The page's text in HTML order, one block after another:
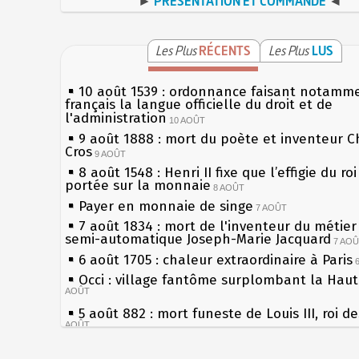
Les PlusRÉCENTS Les Plus LUS
10 août 1539 : ordonnance faisant
français la langue officielle du droit et de
l'administration 10 AOÛT
9 août 1888 : mort du poète et inventeur
Cros 9 AOÛT
8 août 1548 : Henri II fixe que l’effigie du
portée sur la monnaie 8 AOÛT
Payer en monnaie de singe 7 AOÛT
7 août 1834 : mort de l'inventeur du
semi-automatique Joseph-Marie Jacquard 7
6 août 1705 : chaleur extraordinaire à Paris
Occi : village fantôme surplombant la
AOÛT
5 août 882 : mort funeste de Louis III, roi
AOÛT